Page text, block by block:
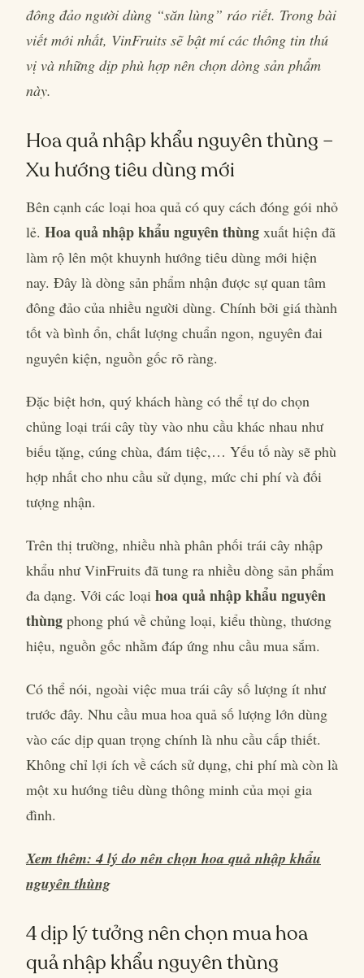
đông đảo người dùng “săn lùng” ráo riết. Trong bài
viết mới nhất, VinFruits sẽ bật mí các thông tin thú
vị và những dịp phù hợp nên chọn dòng sản phẩm
này.
Hoa quả nhập khẩu nguyên thùng –
Xu hướng tiêu dùng mới
Bên cạnh các loại hoa quả có quy cách đóng gói nhỏ
lẻ. Hoa quả nhập khẩu nguyên thùng xuất hiện đã
làm rộ lên một khuynh hướng tiêu dùng mới hiện
nay. Đây là dòng sản phẩm nhận được sự quan tâm
đông đảo của nhiều người dùng. Chính bởi giá thành
tốt và bình ổn, chất lượng chuẩn ngon, nguyên đai
nguyên kiện, nguồn gốc rõ ràng.
Đặc biệt hơn, quý khách hàng có thể tự do chọn
chủng loại trái cây tùy vào nhu cầu khác nhau như
biếu tặng, cúng chùa, đám tiệc,… Yếu tố này sẽ phù
hợp nhất cho nhu cầu sử dụng, mức chi phí và đối
tượng nhận.
Trên thị trường, nhiều nhà phân phối trái cây nhập
khẩu như VinFruits đã tung ra nhiều dòng sản phẩm
đa dạng. Với các loại hoa quả nhập khẩu nguyên
thùng phong phú về chủng loại, kiểu thùng, thương
hiệu, nguồn gốc nhằm đáp ứng nhu cầu mua sắm.
Có thể nói, ngoài việc mua trái cây số lượng ít như
trước đây. Nhu cầu mua hoa quả số lượng lớn dùng
vào các dịp quan trọng chính là nhu cầu cấp thiết.
Không chỉ lợi ích về cách sử dụng, chi phí mà còn là
một xu hướng tiêu dùng thông minh của mọi gia
đình.
Xem thêm: 4 lý do nên chọn hoa quả nhập khẩu
nguyên thùng
4 dịp lý tưởng nên chọn mua hoa
quả nhập khẩu nguyên thùng